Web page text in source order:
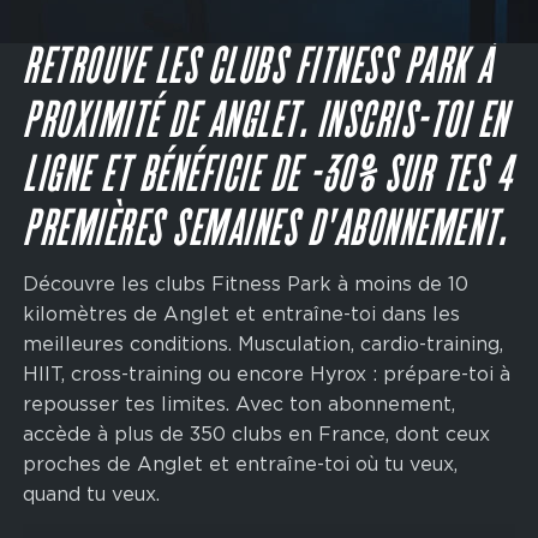
CTA
JE M'INSCRIS
RETROUVE LES CLUBS FITNESS PARK À
PROXIMITÉ DE ANGLET. INSCRIS-TOI EN
LIGNE ET BÉNÉFICIE DE -30% SUR TES 4
PREMIÈRES SEMAINES D'ABONNEMENT.
Découvre les clubs Fitness Park à moins de 10
kilomètres de Anglet et entraîne-toi dans les
meilleures conditions. Musculation, cardio-training,
HIIT, cross-training ou encore Hyrox : prépare-toi à
repousser tes limites. Avec ton abonnement,
accède à plus de 350 clubs en France, dont ceux
proches de Anglet et entraîne-toi où tu veux,
quand tu veux.